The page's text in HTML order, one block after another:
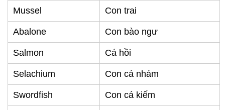
Mussel Con trai
Abalone Con bào ngư
Salmon Cá hồi
​Selachium Con cá nhám
Swordfish Con cá kiếm